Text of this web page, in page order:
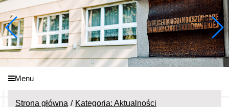
Menu
Strona główna
Kategoria: Aktualności